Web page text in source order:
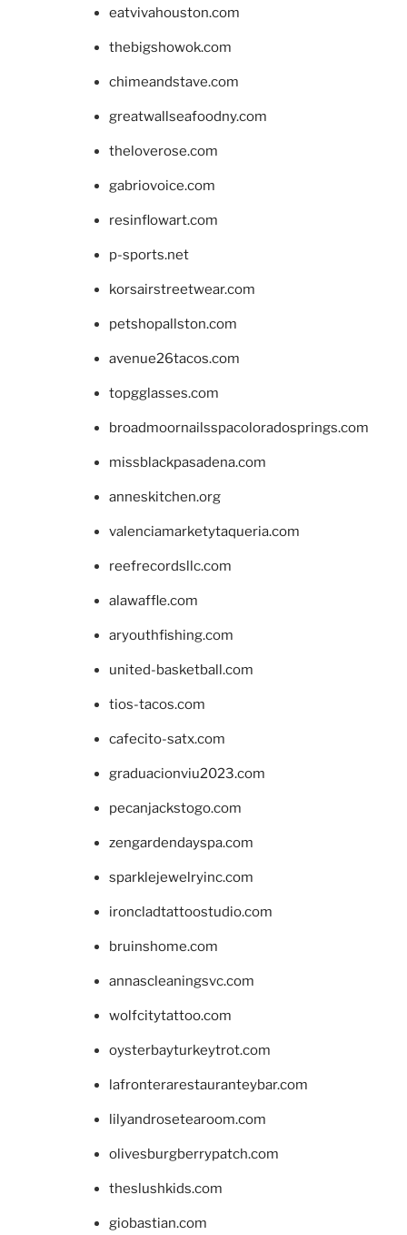
eatvivahouston.com
thebigshowok.com
chimeandstave.com
greatwallseafoodny.com
theloverose.com
gabriovoice.com
resinflowart.com
p-sports.net
korsairstreetwear.com
petshopallston.com
avenue26tacos.com
topgglasses.com
broadmoornailsspacoloradosprings.com
missblackpasadena.com
anneskitchen.org
valenciamarketytaqueria.com
reefrecordsllc.com
alawaffle.com
aryouthfishing.com
united-basketball.com
tios-tacos.com
cafecito-satx.com
graduacionviu2023.com
pecanjackstogo.com
zengardendayspa.com
sparklejewelryinc.com
ironcladtattoostudio.com
bruinshome.com
annascleaningsvc.com
wolfcitytattoo.com
oysterbayturkeytrot.com
lafronterarestauranteybar.com
lilyandrosetearoom.com
olivesburgberrypatch.com
theslushkids.com
giobastian.com